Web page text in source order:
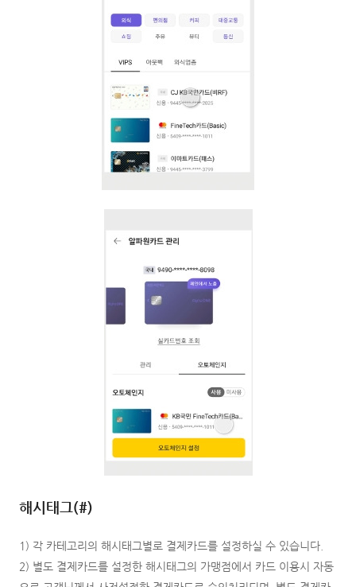
해시태그(#)
1) 각 카테고리의 해시태그별로 결제카드를 설정하실 수 있습니다.
2) 별도 결제카드를 설정한 해시태그의 가맹점에서 카드 이용시 자동